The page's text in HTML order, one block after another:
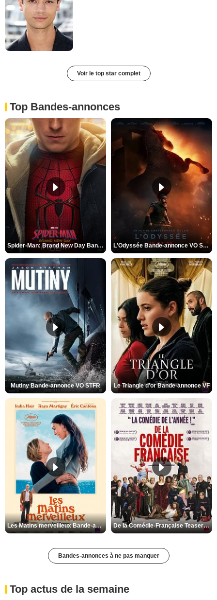
Voir le top star complet
Top Bandes-annonces
Spider-Man: Brand New Day Bande-annonce VO STFR L'Odyssée Bande-annonce VO STFR
Mutiny Bande-annonce VO STFR Le Triangle d'or Bande-annonce VF
Les Matins merveilleux Bande-annonce VF De la Comédie-Française Teaser VF
Bandes-annonces à ne pas manquer
Top actus de la semaine